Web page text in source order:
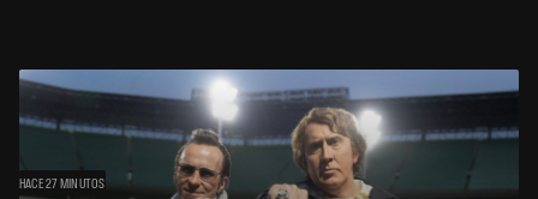
HACE 27 MINUTOS